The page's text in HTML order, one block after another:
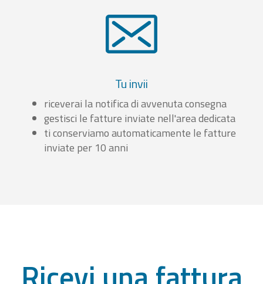
Tu invii
riceverai la notifica di avvenuta consegna
gestisci le fatture inviate nell'area dedicata
ti conserviamo automaticamente le fatture
inviate per 10 anni